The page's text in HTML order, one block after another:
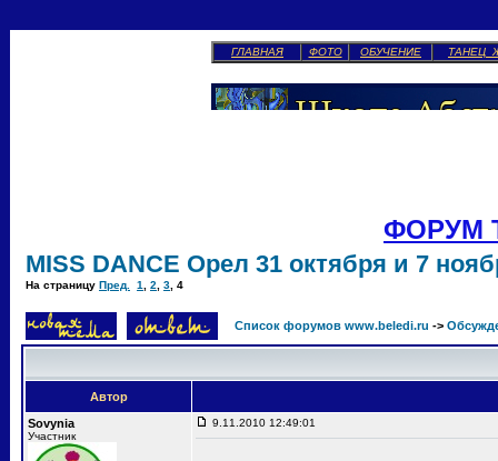
ГЛАВНАЯ ФОТО ОБУЧЕНИЕ ТАНЕЦ
ФОРУМ
MISS DANCE Орел 31 октября и 7
На страницу Пред. 1 2 3 4
Список форумов www.beledi.ru ->
Автор
Sovynia
Участник
9.11.2010 12:49:01